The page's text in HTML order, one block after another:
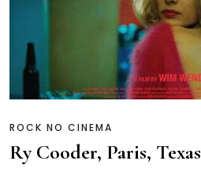
ROCK NO CINEMA
Ry Cooder, Paris, Texas